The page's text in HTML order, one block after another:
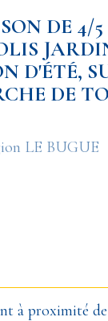
DE 4/
D'ÉTÉ,
DE
LE BUGUE
à proximité